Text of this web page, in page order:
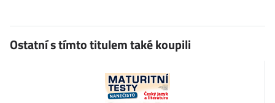
Ostatní s tímto titulem také koupili